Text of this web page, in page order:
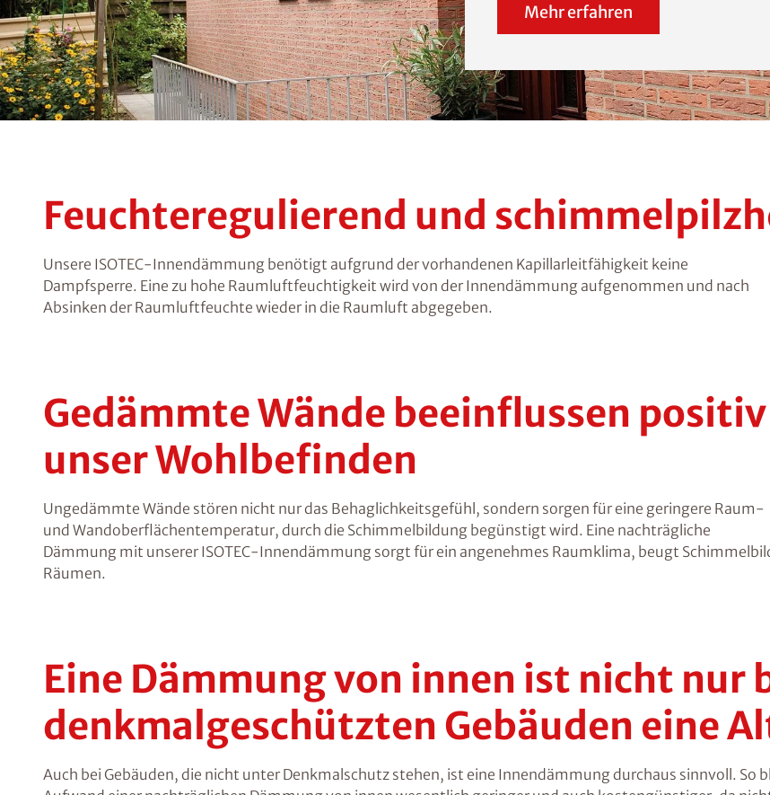
Mehr erfahren
Feuchteregulierend und
Unsere ISOTEC-Innendämmung benötigt aufgrund der vorhandenen Kapillarleitfähigkeit keine
Dampfsperre. Eine zu hohe Raumluftfeuchtigkeit wird von der Innendämmung aufgenommen und nach
Absinken der Raumluftfeuchte wieder in die Raumluft abgegeben.
Gedämmte Wände beeinflussen positiv
unser Wohlbefinden
Ungedämmte Wände stören nicht nur das Behaglichkeitsgefühl, sondern sorgen für eine geringere Raum-
und Wandoberflächentemperatur, durch die Schimmelbildung begünstigt wird. Eine nachträgliche
Dämmung mit unserer ISOTEC-Innendämmung sorgt für ein angenehmes Raumklima, beugt
Räumen.
Eine Dämmung von innen ist nicht nur
denkmalgeschützten Gebäuden eine
Auch bei Gebäuden, die nicht unter Denkmalschutz stehen, ist eine Innendämmung durchaus sinnvoll. So